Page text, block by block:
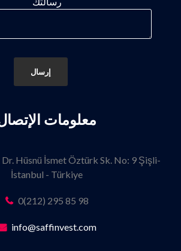
معلومات
Dr. Hüsnü İsmet Öztürk Sk. No: 9 Şişli-
İstanbul - Türkiye
0(212) 295 85 98
info@saffinvest.com